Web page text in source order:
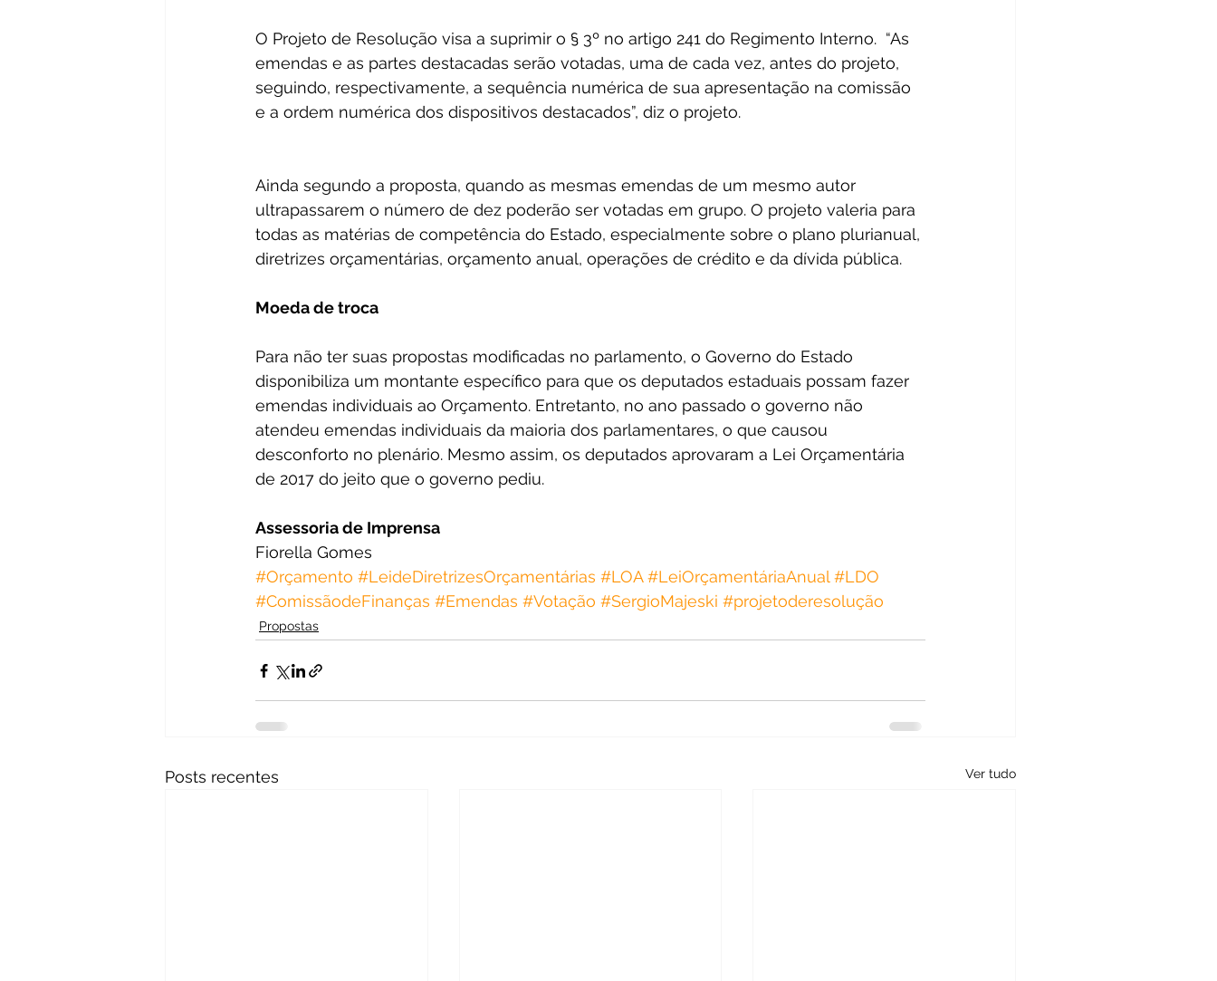
O Projeto de Resolução visa a suprimir o § 3º no artigo 241 do Regimento Interno.  “As
emendas e as partes destacadas serão votadas, uma de cada vez, antes do projeto,
seguindo, respectivamente, a sequência numérica de sua apresentação na comissão
e a ordem numérica dos dispositivos destacados”, diz o projeto.
Ainda segundo a proposta, quando as mesmas emendas de um mesmo autor
ultrapassarem o número de dez poderão ser votadas em grupo. O projeto valeria para
todas as matérias de competência do Estado, especialmente sobre o plano plurianual,
diretrizes orçamentárias, orçamento anual, operações de crédito e da dívida pública.
Moeda de troca
Para não ter suas propostas modificadas no parlamento, o Governo do Estado
disponibiliza um montante específico para que os deputados estaduais possam fazer
emendas individuais ao Orçamento. Entretanto, no ano passado o governo não
atendeu emendas individuais da maioria dos parlamentares, o que causou
desconforto no plenário. Mesmo assim, os deputados aprovaram a Lei Orçamentária
de 2017 do jeito que o governo pediu.
Assessoria de Imprensa
Fiorella Gomes
#Orçamento #LeideDiretrizesOrçamentárias #LOA #LeiOrçamentáriaAnual #LDO
#ComissãodeFinanças #Emendas #Votação #SergioMajeski #projetoderesolução
Propostas
Posts recentes Ver tudo